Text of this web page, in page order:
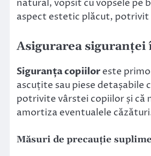
natural, vopsit cu vopsele pe
aspect estetic plăcut, potrivit
Asigurarea siguranței
Siguranța copiiloreste
ascuțite sau piese detașabile
potrivite vârstei copiilor și că
amortiza eventualele
Măsuri de precauție